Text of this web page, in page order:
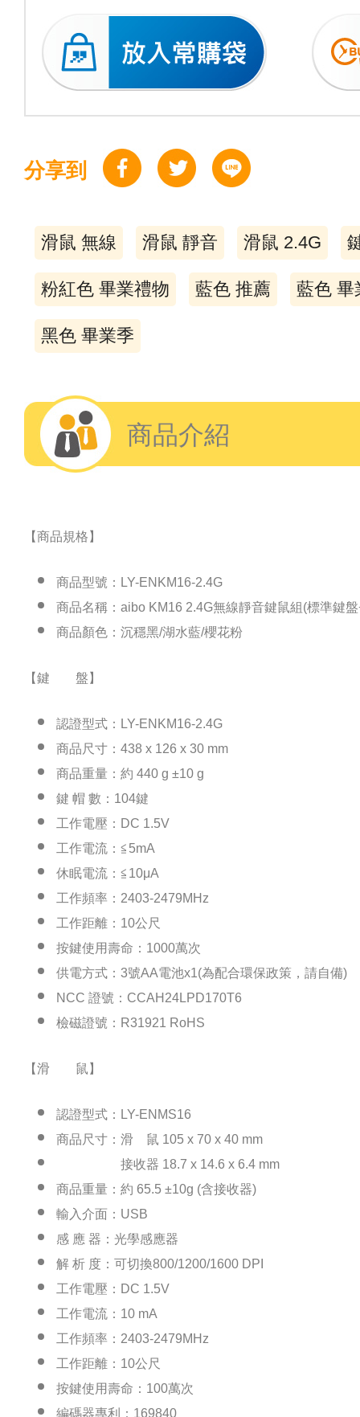
分享到
滑鼠 無線 滑鼠 靜音 滑鼠 2.4G
粉紅色 畢業禮物 藍色 推薦 藍色 畢
黑色 畢業季
商品介紹
【商品規格】
商品型號：LY-ENKM16-2.4G
商品名稱：aibo KM16 2.4G無線靜音鍵鼠組(標準鍵
商品顏色：沉穩黑/湖水藍/櫻花粉
【鍵 盤】
認證型式：LY-ENKM16-2.4G
商品尺寸：438 x 126 x 30 mm
商品重量：約 440 g ±10 g
鍵 帽 數：104鍵
工作電壓：DC 1.5V
工作電流：≦5mA
休眠電流：≦10μA
工作頻率：2403-2479MHz
工作距離：10公尺
按鍵使用壽命：1000萬次
供電方式：3號AA電池x1(為配合環保政策，請自備)
NCC 證號：CCAH24LPD170T6
檢磁證號：R31921 RoHS
【滑 鼠】
認證型式：LY-ENMS16
商品尺寸：滑 鼠 105 x 70 x 40 mm
接收器 18.7 x 14.6 x 6.4 mm
商品重量：約 65.5 ±10g (含接收器)
輸入介面：USB
感 應 器：光學感應器
解 析 度：可切換800/1200/1600 DPI
工作電壓：DC 1.5V
工作電流：10 mA
工作頻率：2403-2479MHz
工作距離：10公尺
按鍵使用壽命：100萬次
編碼器專利：169840